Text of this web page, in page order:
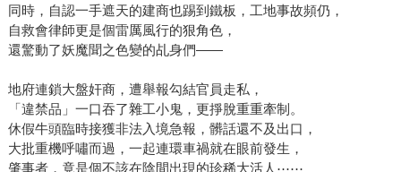
同時，自認一手遮天的建商也踢到鐵板，工地事故頻仍，
自救會律師更是個雷厲風行的狠角色，
還驚動了妖魔聞之色變的乩身們——
地府連鎖大盤奸商，遭舉報勾結官員走私，
「違禁品」一口吞了雜工小鬼，更掙脫重重牽制。
休假牛頭臨時接獲非法入境急報，髒話還不及出口，
大批重機呼嘯而過，一起連環車禍就在眼前發生，
肇事者，竟是個不該在陰間出現的珍稀大活人⋯⋯